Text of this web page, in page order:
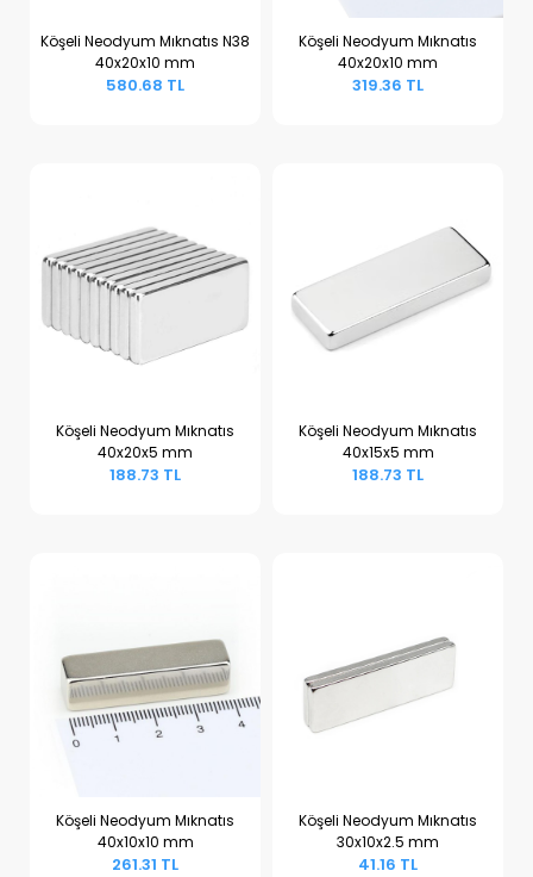
Sepete Ekle
Köşeli Neodyum Mıknatıs N38
40x20x10 mm
580.68 TL
Sepete Ekle
Köşeli Neodyum Mıknatıs
40x20x10 mm
319.36 TL
Sepete Ekle
Köşeli Neodyum Mıknatıs
40x20x5 mm
188.73 TL
Sepete Ekle
Köşeli Neodyum Mıknatıs
40x15x5 mm
188.73 TL
Sepete Ekle
Köşeli Neodyum Mıknatıs
40x10x10 mm
261.31 TL
Sepete Ekle
Köşeli Neodyum Mıknatıs
30x10x2.5 mm
41.16 TL